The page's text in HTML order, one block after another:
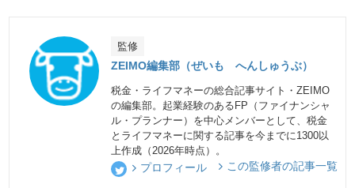
監修
ZEIMO編集部（ぜいも へんしゅうぶ）
税金・ライフマネーの総合記事サイト・ZEIMO
の編集部。起業経験のあるFP（ファイナンシャ
ル・プランナー）を中心メンバーとして、税金
とライフマネーに関する記事を今までに1300以
上作成（2026年時点）。
プロフィール この監修者の記事一覧